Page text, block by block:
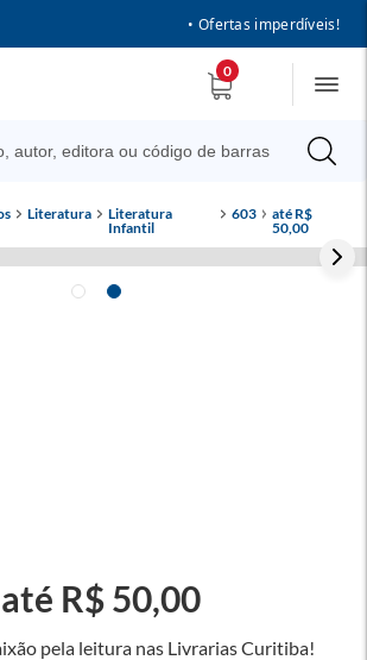
• Ofertas imperdíveis!
0
Literatura
Literatura
Infantil
603
até R$
50,00
pela leitura nas Livrarias Curitiba!
até R$ 50,00